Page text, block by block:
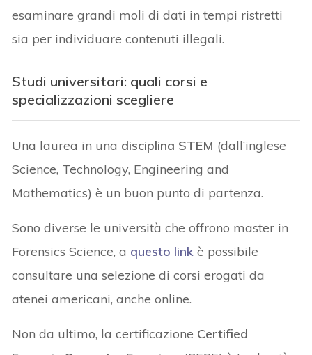
esaminare grandi moli di dati in tempi ristretti
sia per individuare contenuti illegali.
Studi universitari: quali corsi e
specializzazioni scegliere
Una laurea in una disciplina STEM (dall’inglese
Science, Technology, Engineering and
Mathematics) è un buon punto di partenza.
Sono diverse le università che offrono master in
Forensics Science, a questo link è possibile
consultare una selezione di corsi erogati da
atenei americani, anche online.
Non da ultimo, la certificazione Certified